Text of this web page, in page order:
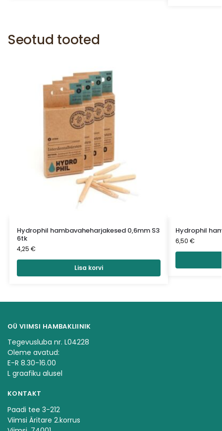
Seotud tooted
Hydrophil hambavaheharjakesed 0,6mm S3
6tk
4,25 €
Lisa korvi
Hydrophil
6,50 €
OÜ VIIMSI HAMBAKLIINIK
Tegevusluba nr. L04228
Oleme avatud:
E-R 8.30-16.00
L graafiku alusel
KONTAKT
Paadi tee 3-212
Viimsi Äritare 2.korrus